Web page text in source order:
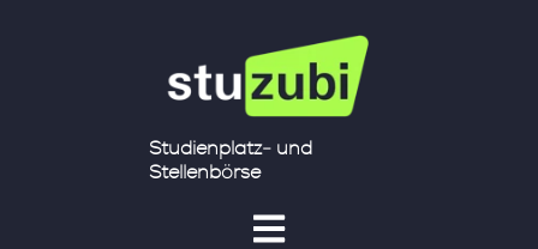
Studienplatz- und
Stellenbörse